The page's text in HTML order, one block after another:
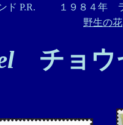
ド P.R.
１９８４年
野生の花
チョウ